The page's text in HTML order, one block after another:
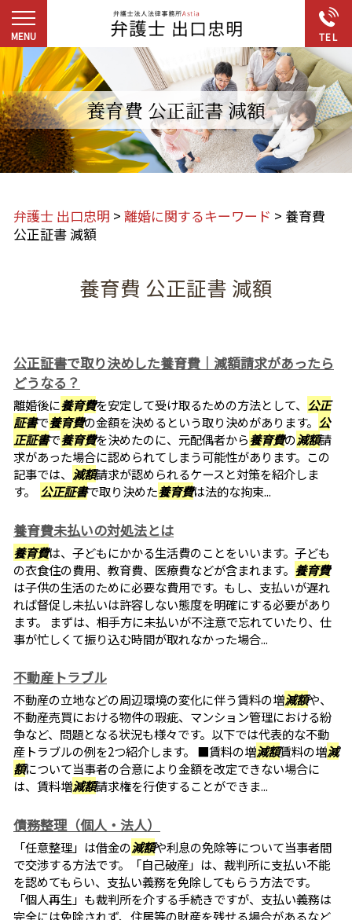
養育費 公正証書 減額
弁護士 出口忠明 > 離婚に関するキーワード > 養育費
公正証書 減額
養育費 公正証書 減額
公正証書で取り決めした養育費｜減額請求があったら
どうなる？
離婚後に養育費を安定して受け取るための方法として、 公正
証書で養育費の金額を決めるという取り決めがあります。 公
正証書で養育費を決めたのに、元配偶者から養育費の減額請
求があった場合に認められてしまう可能性があります。この
記事では、 減額請求が認められるケースと対策を紹介しま
す。 公正証書で取り決めた養育費は法的な拘束...
養育費未払いの対処法とは
養育費は、子どもにかかる生活費のことをいいます。子ども
の衣食住の費用、教育費、医療費などが含まれます。 養育費
は子供の生活のために必要な費用です。もし、支払いが遅れ
れば督促し未払いは許容しない態度を明確にする必要があり
ます。 まずは、相手方に未払いが不注意で忘れていたり、仕
事が忙しくて振り込む時間が取れなかった場合...
不動産トラブル
不動産の立地などの周辺環境の変化に伴う賃料の増減額や、
不動産売買における物件の瑕疵、マンション管理における紛
争など、問題となる状況も様々です。以下では代表的な不動
産トラブルの例を2つ紹介します。 ■賃料の増減額賃料の増減
額について当事者の合意により金額を改定できない場合に
は、賃料増減額請求権を行使することができま...
債務整理（個人・法人）
「任意整理」は借金の減額や利息の免除等について当事者間
で交渉する方法です。「自己破産」は、裁判所に支払い不能
を認めてもらい、支払い義務を免除してもらう方法です。
「個人再生」も裁判所を介する手続きですが、支払い義務は
完全には免除されず、住居等の財産を残せる場合があるなど